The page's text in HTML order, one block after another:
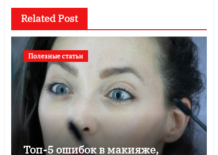
Related Post
Полезные статьи
Топ-5 ошибок в макияже,